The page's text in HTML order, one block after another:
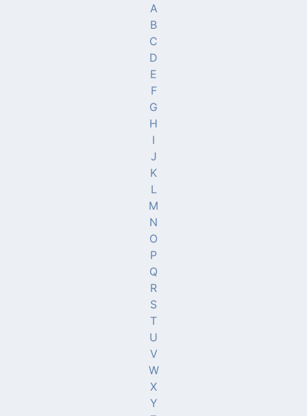
A
B
C
D
E
F
G
H
I
J
K
L
M
N
O
P
Q
R
S
T
U
V
W
X
Y